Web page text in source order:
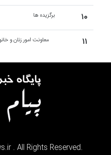
۱۰ برگزیده ها
۱۱ معاونت امور زنان و
. All Rights Reserved.